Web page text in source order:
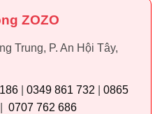
ZOZO
Trung, P. An Hội Tây,
|0349 861 732 |0865
0707 762 686